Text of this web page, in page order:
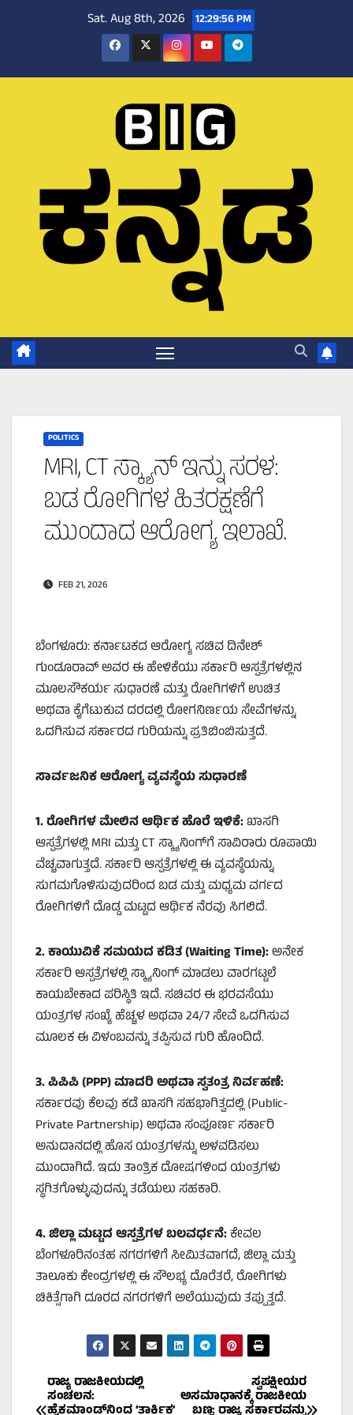
Sat. Aug 8th, 2026 12:29:57 PM
POLITICS
MRI, CT ಸ್ಕ್ಯಾನ್ ಇನ್ನು ಸರಳ:
ಬಡ ರೋಗಿಗಳ ಹಿತರಕ್ಷಣೆಗೆ
ಮುಂದಾದ ಆರೋಗ್ಯ ಇಲಾಖೆ.
FEB 21, 2026
ಬೆಂಗಳೂರು: ಕರ್ನಾಟಕದ ಆರೋಗ್ಯ ಸಚಿವ ದಿನೇಶ್
ಗುಂಡೂರಾವ್ ಅವರ ಈ ಹೇಳಿಕೆಯು ಸರ್ಕಾರಿ ಆಸ್ಪತ್ರೆಗಳಲ್ಲಿನ
ಮೂಲಸೌಕರ್ಯ ಸುಧಾರಣೆ ಮತ್ತು ರೋಗಿಗಳಿಗೆ ಉಚಿತ
ಅಥವಾ ಕೈಗೆಟುಕುವ ದರದಲ್ಲಿ ರೋಗನಿರ್ಣಯ ಸೇವೆಗಳನ್ನು
ಒದಗಿಸುವ ಸರ್ಕಾರದ ಗುರಿಯನ್ನು ಪ್ರತಿಬಿಂಬಿಸುತ್ತದೆ.
ಸಾರ್ವಜನಿಕ ಆರೋಗ್ಯ ವ್ಯವಸ್ಥೆಯ ಸುಧಾರಣೆ
1.ರೋಗಿಗಳ ಮೇಲಿನ ಆರ್ಥಿಕ ಹೊರೆ ಇಳಿಕೆ:ಖಾಸಗಿ
ಆಸ್ಪತ್ರೆಗಳಲ್ಲಿ MRI ಮತ್ತು CT ಸ್ಕ್ಯಾನಿಂಗ್‌ಗೆ ಸಾವಿರಾರು ರೂಪಾಯಿ
ವೆಚ್ಚವಾಗುತ್ತದೆ. ಸರ್ಕಾರಿ ಆಸ್ಪತ್ರೆಗಳಲ್ಲಿ ಈ ವ್ಯವಸ್ಥೆಯನ್ನು
ಸುಗಮಗೊಳಿಸುವುದರಿಂದ ಬಡ ಮತ್ತು ಮಧ್ಯಮ ವರ್ಗದ
ರೋಗಿಗಳಿಗೆ ದೊಡ್ಡ ಮಟ್ಟದ ಆರ್ಥಿಕ ನೆರವು ಸಿಗಲಿದೆ.
2.ಕಾಯುವಿಕೆ ಸಮಯದ ಕಡಿತ (Waiting Time):ಅನೇಕ
ಸರ್ಕಾರಿ ಆಸ್ಪತ್ರೆಗಳಲ್ಲಿ ಸ್ಕ್ಯಾನಿಂಗ್ ಮಾಡಲು ವಾರಗಟ್ಟಲೆ
ಕಾಯಬೇಕಾದ ಪರಿಸ್ಥಿತಿ ಇದೆ. ಸಚಿವರ ಈ ಭರವಸೆಯು
ಯಂತ್ರಗಳ ಸಂಖ್ಯೆ ಹೆಚ್ಚಳ ಅಥವಾ 24/7 ಸೇವೆ ಒದಗಿಸುವ
ಮೂಲಕ ಈ ವಿಳಂಬವನ್ನು ತಪ್ಪಿಸುವ ಗುರಿ ಹೊಂದಿದೆ.
3.ಪಿಪಿಪಿ (PPP)ಮಾದರಿ ಅಥವಾ ಸ್ವತಂತ್ರ ನಿರ್ವಹಣೆ:
ಸರ್ಕಾರವು ಕೆಲವು ಕಡೆ ಖಾಸಗಿ ಸಹಭಾಗಿತ್ವದಲ್ಲಿ (Public-
Private Partnership) ಅಥವಾ ಸಂಪೂರ್ಣ ಸರ್ಕಾರಿ
ಅನುದಾನದಲ್ಲಿ ಹೊಸ ಯಂತ್ರಗಳನ್ನು ಅಳವಡಿಸಲು
ಮುಂದಾಗಿದೆ. ಇದು ತಾಂತ್ರಿಕ ದೋಷಗಳಿಂದ ಯಂತ್ರಗಳು
ಸ್ಥಗಿತಗೊಳ್ಳುವುದನ್ನು ತಡೆಯಲು ಸಹಕಾರಿ.
4.ಜಿಲ್ಲಾ ಮಟ್ಟದ ಆಸ್ಪತ್ರೆಗಳ ಬಲವರ್ಧನೆ:ಕೇವಲ
ಬೆಂಗಳೂರಿನಂತಹ ನಗರಗಳಿಗೆ ಸೀಮಿತವಾಗದೆ, ಜಿಲ್ಲಾ ಮತ್ತು
ತಾಲೂಕು ಕೇಂದ್ರಗಳಲ್ಲಿ ಈ ಸೌಲಭ್ಯ ದೊರೆತರೆ, ರೋಗಿಗಳು
ಚಿಕಿತ್ಸೆಗಾಗಿ ದೂರದ ನಗರಗಳಿಗೆ ಅಲೆಯುವುದು ತಪ್ಪುತ್ತದೆ.
Post ಸ್ವಪಕ್ಷೀಯರ
ಅಸಮಾಧಾನಕ್ಕೆ ರಾಜಕೀಯ
ಬಣ್ಣ: ರಾಜ್ಯ ಸರ್ಕಾರವನ್ನು
ರಾಜ್ಯ ರಾಜಕೀಯದಲ್ಲಿ
ಸಂಚಲನ:
ಹೈಕಮಾಂಡ್‌ನಿಂದ ‘ತಾರ್ಕಿಕ’